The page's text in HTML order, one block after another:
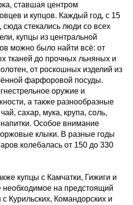
ставшая центром
и купцов. Каждый год, с 15
стекались люди со всех
купцы из центральной
можно было найти всё: от
тканей до прочных льняных и
от роскошных изделий из
фарфоровой посуды.
оружие и
а также разнообразные
сахар, мука, крупа, соль,
Особое внимание
клыки. В разные годы
колебалась от 150 до 330
купцы с Камчатки, Гижиги и
необходимое на предстоящий
Курильских, Командорских и